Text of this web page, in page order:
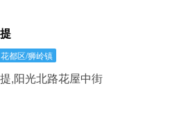
花都区/狮岭镇
,阳光北路花屋中街